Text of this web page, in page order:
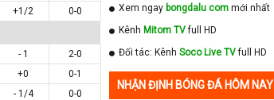
+1/2
0-0
- 1
2-0
+0
0-1
- 1/4
0-0
Xem ngay bongdalu com mới nhất
Kênh Mitom TVfull HD
Đối tác: Kênh Soco Live TVfull HD
NHẬN ĐỊNH BÓNG ĐÁ HÔM NAY